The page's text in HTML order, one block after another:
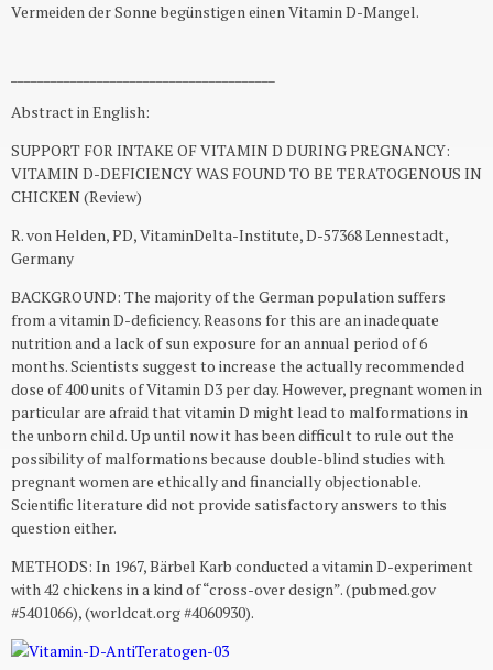
Vermeiden der Sonne begünstigen einen Vitamin D-Mangel.
Abstract in English:
SUPPORT FOR INTAKE OF VITAMIN D DURING PREGNANCY:
VITAMIN D-DEFICIENCY WAS FOUND TO BE TERATOGENOUS IN
CHICKEN (Review)
R. von Helden, PD, VitaminDelta-Institute, D-57368 Lennestadt,
Germany
BACKGROUND: The majority of the German population suffers
from a vitamin D-deficiency. Reasons for this are an inadequate
nutrition and a lack of sun exposure for an annual period of 6
months. Scientists suggest to increase the actually recommended
dose of 400 units of Vitamin D3 per day. However, pregnant women in
particular are afraid that vitamin D might lead to malformations in
the unborn child. Up until now it has been difficult to rule out the
possibility of malformations because double-blind studies with
pregnant women are ethically and financially objectionable.
Scientific literature did not provide satisfactory answers to this
question either.
METHODS: In 1967, Bärbel Karb conducted a vitamin D-experiment
with 42 chickens in a kind of “cross-over design”. (pubmed.gov
#5401066), (worldcat.org #4060930).